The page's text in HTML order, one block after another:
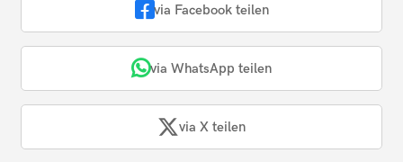
via Facebook teilen
via WhatsApp teilen
via X teilen